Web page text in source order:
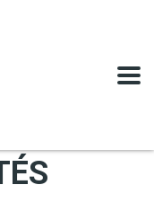
MA CNIB?